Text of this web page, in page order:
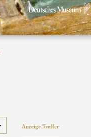
Anzeige Treffer